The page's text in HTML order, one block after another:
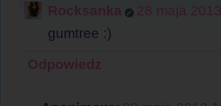
Rocksanka
28 maja
gumtree :)
Odpowiedz